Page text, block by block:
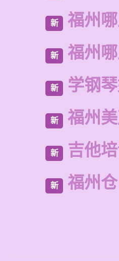
新 福州
新 福州
新 学钢
新 福州
新 吉他
新 福州